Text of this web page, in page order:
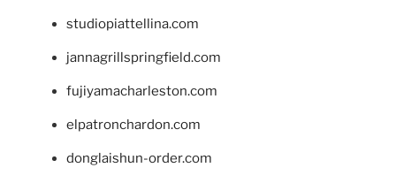
studiopiattellina.com
jannagrillspringfield.com
fujiyamacharleston.com
elpatronchardon.com
donglaishun-order.com